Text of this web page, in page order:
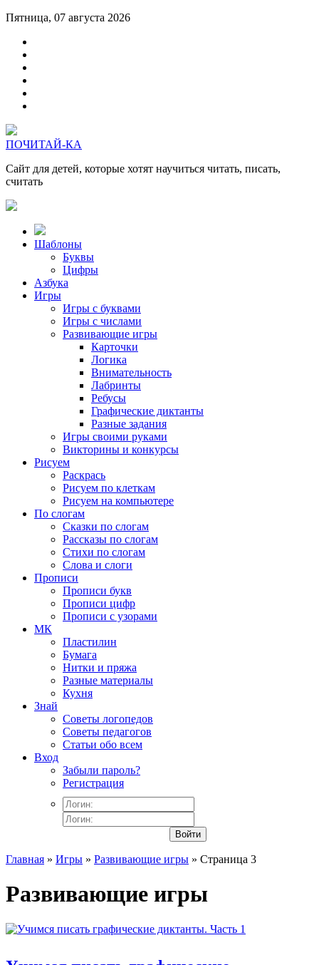
Пятница, 07 августа 2026
ПОЧИТАЙ-КА
Сайт для детей, которые хотят научиться читать, писать,
считать
Шаблоны
Буквы
Цифры
Азбука
Игры
Игры с буквами
Игры с числами
Развивающие игры
Карточки
Логика
Внимательность
Лабринты
Ребусы
Графические диктанты
Разные задания
Игры своими руками
Викторины и конкурсы
Рисуем
Раскрась
Рисуем по клеткам
Рисуем на компьютере
По слогам
Сказки по слогам
Рассказы по слогам
Стихи по слогам
Слова и слоги
Прописи
Прописи букв
Прописи цифр
Прописи с узорами
МК
Пластилин
Бумага
Нитки и пряжа
Разные материалы
Кухня
Знай
Советы логопедов
Советы педагогов
Статьи обо всем
Вход
Забыли пароль?
Регистрация
Войти
Главная » Игры » Развивающие игры » Страница 3
Развивающие игры